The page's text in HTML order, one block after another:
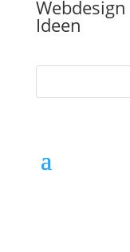
Webdesign
Ideen